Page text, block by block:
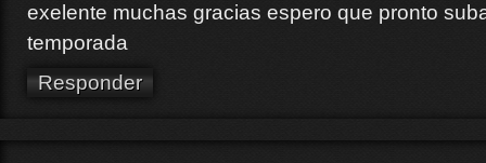
exelente muchas gracias espero que pronto
temporada
Responder